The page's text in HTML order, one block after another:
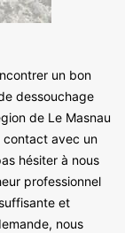
un bon
dessouchage
de Le Masnau
contact avec un
hésiter à nous
professionnel
et
nous